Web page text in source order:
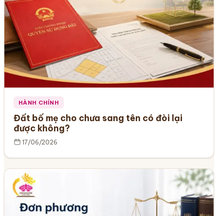
HÀNH CHÍNH
Đất bố mẹ cho chưa sang tên có đòi lại
được không?
17/06/2026